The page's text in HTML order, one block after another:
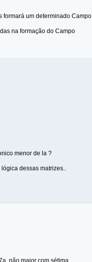
formará um determinado Campo
na formação do Campo
menor de la ?
dessas matrizes..
não maior com sétima.